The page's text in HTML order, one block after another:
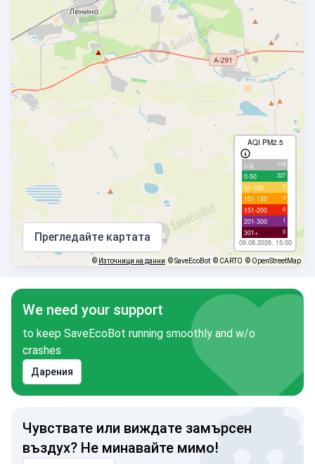
AQI PM2.5
с/д 119
0-50 227
51-100 3
101-150 0
151-200 0
201-300 1
301+ 0
09.08.2026, 15:00
Прегледайте картата
© Източници на данни © SaveEcoBot © CARTO © OpenStreetMap
We need your support
to keep SaveEcoBot running smoothly and w/o
crashes
Дарения
Чувствате или виждате замърсен
въздух? Не минавайте мимо!